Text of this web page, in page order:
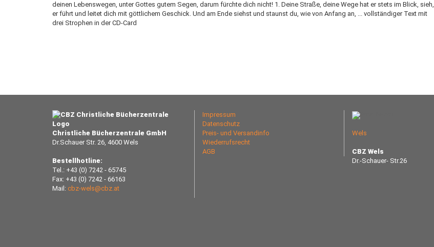
deinen Lebenswegen, unter Gottes gutem Segen, darum fürchte dich nicht! 1. Deine Straße, deine Wege hat er stets im Blick, sieh,
er führt und leitet dich mit göttlichem Geschick. Und am Ende siehst und staunst du, wie von Anfang an, ... vollständiger Text mit
drei Strophen in der CD-Card
Christliche Bücherzentrale GmbH
Dr.Schauer Str. 26, 4600 Wels
Bestellhotline:
Tel.: +43 (0) 7242 - 65745
Fax: +43 (0) 7242 - 66163
Mail: cbz-wels@cbz.at
Impressum
Datenschutz
Preis- und Versandinfo
Wiederrufsrecht
AGB
Wels
CBZ Wels
Dr.-Schauer- Str.26